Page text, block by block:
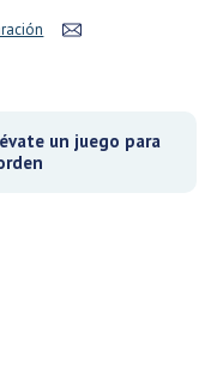
un juego para